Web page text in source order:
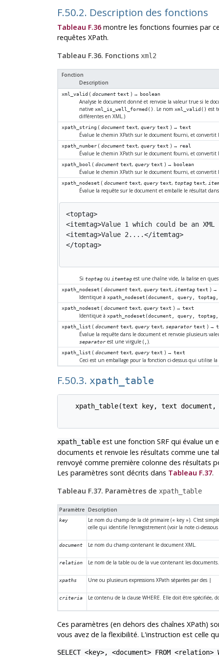
F.50.2. Description des fonctions
Tableau F.36montre les fonctions fournies par
requêtes XPath.
Tableau F.36. Fonctions xml2
Fonction
Description
xml_valid (document text ) → boolean
Analyse le document donné et renvoie la valeur true si le
native xml_is_well_formed() . Le nom xml_valid() est
différentes en XML.)
xpath_string (document text,query text ) →text
Évalue le chemin XPath sur le document fourni, et
xpath_number (document text,query text ) → real
Évalue le chemin XPath sur le document fourni, et
xpath_bool (document text,query text ) → boolean
Évalue le chemin XPath sur le document fourni, et
xpath_nodeset (document text,query text, toptag text,
Évalue la requête sur le document et emballe le résultat
<toptag>
<itemtag>Value 1 which could be an
<itemtag>Value 2....</itemtag>
</toptag>
Si toptagou itemtagest une chaîne vide, la balise en
xpath_nodeset (document text,query text,itemtag text ) →
Identique à xpath_nodeset(document, query,
xpath_nodeset (document text,query text ) →text
Identique à xpath_nodeset(document, query,
xpath_list (document text,query text,separator text ) →
Évalue la requête dans le document et renvoie plusieurs
separatorest une virgule (,).
xpath_list (document text,query text ) →text
Ceci est un emballage pour la fonction ci-dessus qui utilise
F.50.3. xpath_table
xpath_table(text key, text
xpath_tableest une fonction SRFqui évalue un
documents et renvoie les résultats comme une
renvoyé comme première colonne des résultats
Les paramètres sont décrits dans Tableau F.37.
Tableau F.37. Paramètres de xpath_table
Paramètre Description
key Le nom du champ de la clé primaire (« key »). C'est
celle qui identifie l'enregistrement (voir la note ci-
document Le nom du champ contenant le document XML.
relation Le nom de la table ou de la vue contenant les documents.
xpaths Une ou plusieurs expressions XPath séparées par des
criteria Le contenu de la clause WHERE. Elle doit être spécifiée,
Ces paramètres (en dehors des chaînes XPath)
vous avez de la flexibilité. L'instruction est celle
SELECT <key>, <document> FROM <relation>